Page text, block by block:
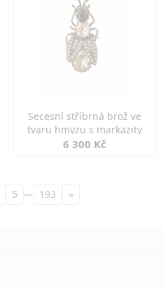
Secesní stříbrná brož ve
tvaru hmyzu s markazity
6 300 Kč
5 … 193 »